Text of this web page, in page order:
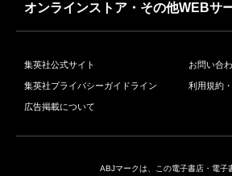
オンラインストア・その他WEBサ
集英社公式サイト お問い合
集英社プライバシーガイドライン 利用規約
広告掲載について
ABJマークは、この電子書店・電子